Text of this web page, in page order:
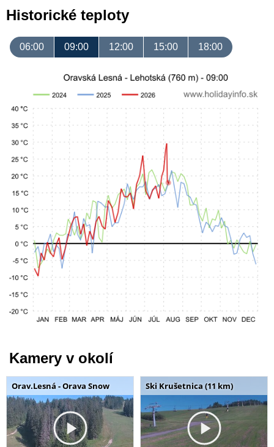
Historické teploty
06:00 09:00 12:00 15:00 18:00
Kamery v okolí
Orav.Lesná - Orava Snow Ski Krušetnica (11 km)